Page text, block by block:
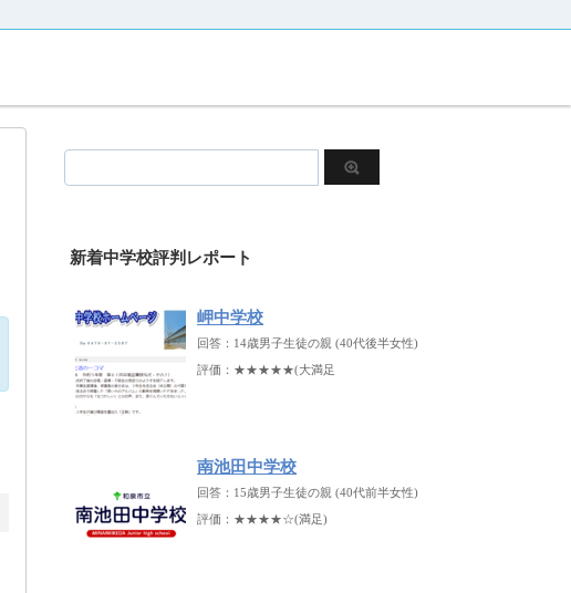
新着中学校評判レポート
岬中学校
回答：14歳男子生徒の親 (40代後半女性)
評価：★★★★★(大満足
南池田中学校
回答：15歳男子生徒の親 (40代前半女性)
評価：★★★★☆(満足)